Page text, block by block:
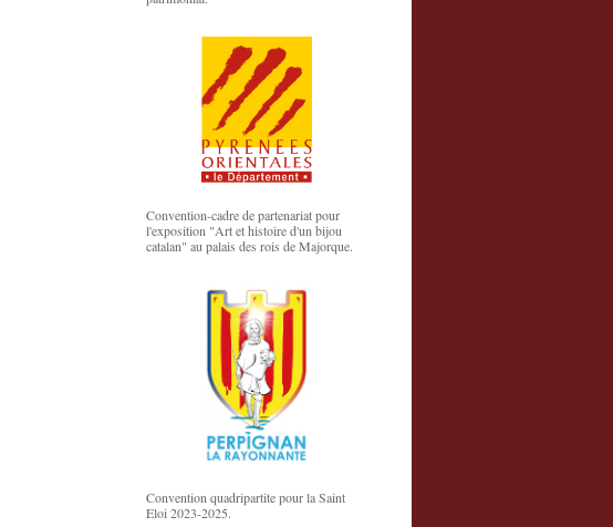
Convention-cadre de partenariat pour
l'exposition "Art et histoire d'un bijou
catalan" au palais des rois de Majorque.
Convention quadripartite pour la Saint
Eloi 2023-2025.